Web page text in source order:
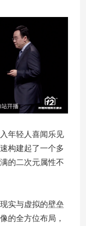
年轻人喜闻乐见
构建起了一个多
的二次元属性不
实与虚拟的壁垒
的全方位布局，